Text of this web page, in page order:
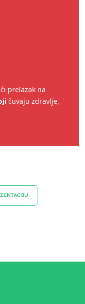
prelazak na
čuvaju zdravlje,